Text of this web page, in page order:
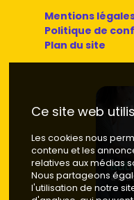
Mentions
Politique de
Plan du site
Ce site web
Les cookies nous
contenu et les
relatives aux médias
Nous partageons
l'utilisation de notre